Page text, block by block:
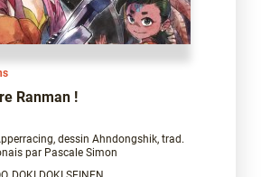
Ranman !
dessin Ahndongshik, trad.
par Pascale Simon